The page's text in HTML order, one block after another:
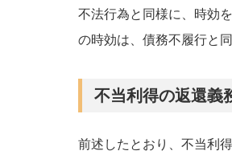
不法行為と同様に、時効
の時効は、債務不履行と
不当利得の返還義
前述したとおり、不当利